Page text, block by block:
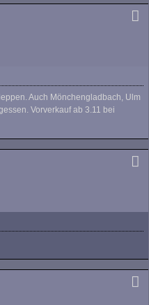
Auch Mönchengladbach, Ulm
Vorverkauf ab 3.11 bei